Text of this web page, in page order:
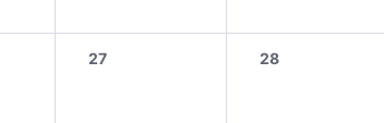
27 28